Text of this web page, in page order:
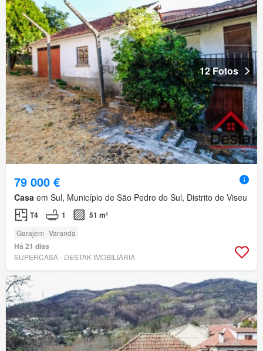
12 Fotos
79 000 €
Casa em Sul, Município de São Pedro do Sul, Distrito de Viseu
T4 1 51 m²
Garajem Varanda
Há 21 dias
SUPERCASA - DESTAK IMOBILIÁRIA